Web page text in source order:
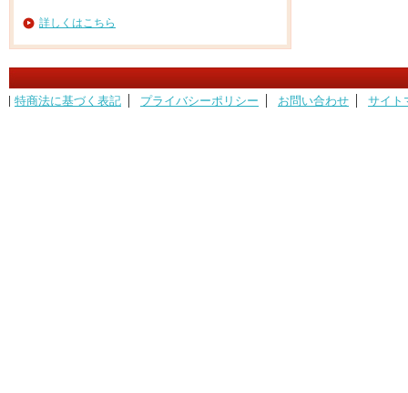
詳しくはこちら
特商法に基づく表記 プライバシーポリシー お問い合わせ サイト